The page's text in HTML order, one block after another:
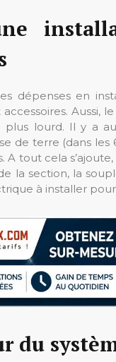
dépenses en
Aussi,
lourd. Il y a
de terre (dans les
A tout cela
la section, la
à installer
du